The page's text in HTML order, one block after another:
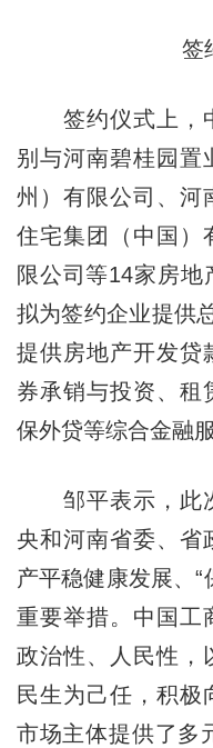
签
签约仪式上，中
别与河南碧桂园置
州）有限公司、河
住宅集团（中国）
限公司等14家房地
拟为签约企业提供
提供房地产开发贷
券承销与投资、租
保外贷等综合金融服
邹平表示，此次
央和河南省委、省
产平稳健康发展、
重要举措。中国工
政治性、人民性，
民生为己任，积极
市场主体提供了多